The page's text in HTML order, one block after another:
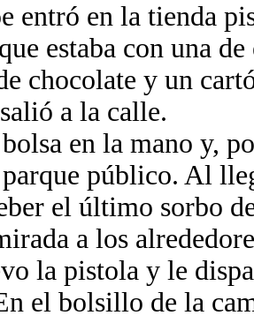
en la tienda
estaba con una
chocolate y un
a la calle.
en la mano y,
público. Al
el último sorbo
a los
la pistola y le
el bolsillo de la